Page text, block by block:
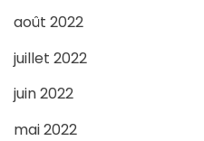
août 2022
juillet 2022
juin 2022
mai 2022